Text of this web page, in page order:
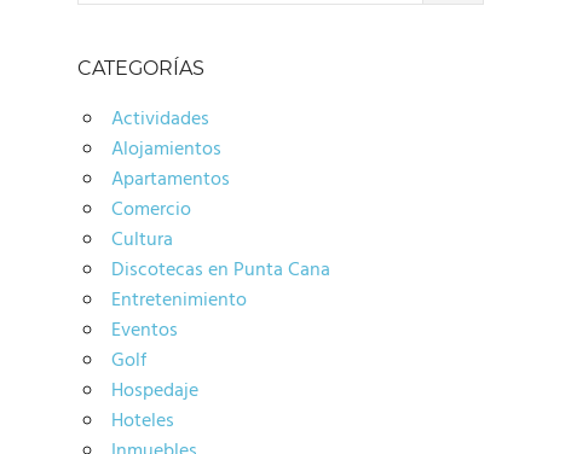
CATEGORÍAS
Actividades
Alojamientos
Apartamentos
Comercio
Cultura
Discotecas en Punta Cana
Entretenimiento
Eventos
Golf
Hospedaje
Hoteles